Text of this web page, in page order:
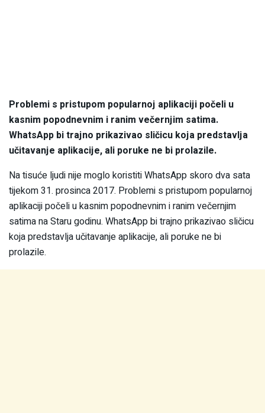
Problemi s pristupom popularnoj aplikaciji počeli u
kasnim popodnevnim i ranim večernjim satima.
WhatsApp bi trajno prikazivao sličicu koja predstavlja
učitavanje aplikacije, ali poruke ne bi prolazile.
Na tisuće ljudi nije moglo koristiti WhatsApp skoro dva sata
tijekom 31. prosinca 2017. Problemi s pristupom popularnoj
aplikaciji počeli u kasnim popodnevnim i ranim večernjim
satima na Staru godinu. WhatsApp bi trajno prikazivao sličicu
koja predstavlja učitavanje aplikacije, ali poruke ne bi
prolazile.